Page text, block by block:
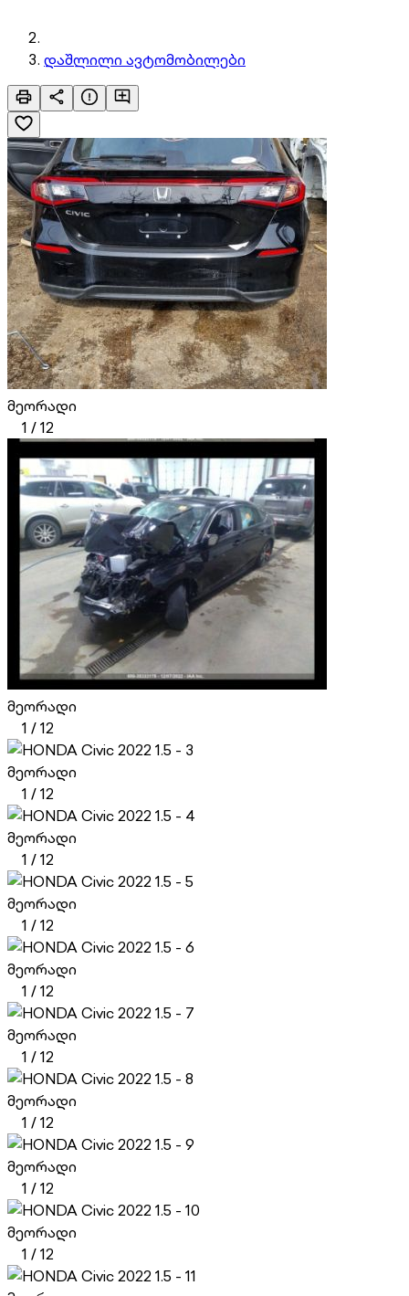
დაშლილი ავტომობილები
მეორადი
1 /12
მეორადი
1 /12
მეორადი
1 /12
მეორადი
1 /12
მეორადი
1 /12
მეორადი
1 /12
მეორადი
1 /12
მეორადი
1 /12
მეორადი
1 /12
მეორადი
1 /12